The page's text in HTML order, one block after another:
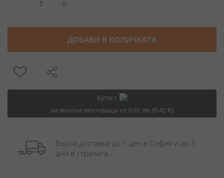
ДОБАВИ В КОЛИЧКАТА
Купи с
на вноски започващи от 0.81 лв. (0.42 €)
Бърза доставка до 1 ден в София и до 3
дни в страната.